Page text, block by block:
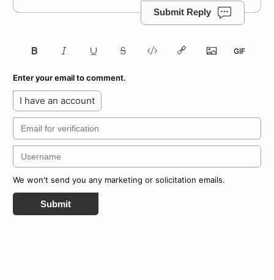
Submit Reply
Enter your email to comment.
I have an account
We won't send you any marketing or solicitation emails.
Submit